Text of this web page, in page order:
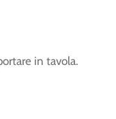
in tavola.